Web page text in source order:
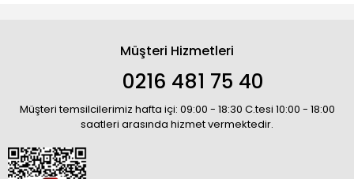
Müşteri Hizmetleri
0216 481 75 40
Müşteri temsilcilerimiz hafta içi: 09:00 - 18:30 C.tesi 10:00 - 18:00
saatleri arasında hizmet vermektedir.